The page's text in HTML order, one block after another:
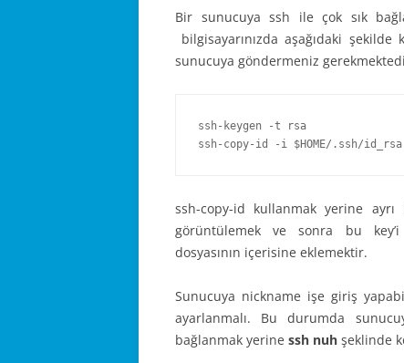
Bir sunucuya ssh ile çok sık
bilgisayarınızda aşağıdaki
sunucuya göndermeniz
ssh-keygen -t rsa
ssh-copy-id -i $HOME/.ssh/
ssh-copy-id kullanmak yerine
görüntülemek ve sonra bu
dosyasının içerisine eklemektir.
Sunucuya nickname işe giriş
ayarlanmalı. Bu durumda
bağlanmak yerine ssh nuh şeklinde